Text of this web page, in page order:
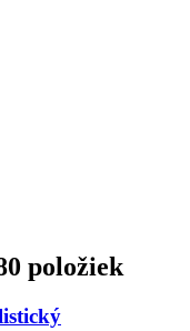
položiek